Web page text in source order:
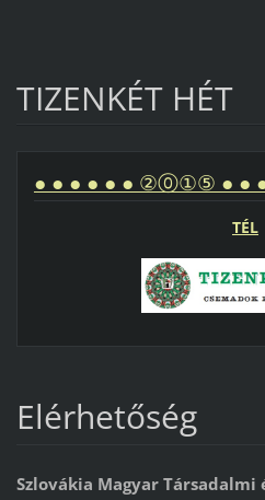
TIZENKÉT HÉT
● ● ● ● ● ● ②⓪①⑤ ● ●
TÉL
Elérhetőség
Szlovákia Magyar Társadalmi